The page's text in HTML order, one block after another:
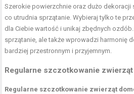
Szerokie powierzchnie oraz dużo dekoracji
co utrudnia sprzątanie. Wybieraj tylko te
dla Ciebie wartość i unikaj zbędnych
sprzątanie, ale także wprowadzi harmonię
bardziej przestronnym i przyjemnym.
Regularne szczotkowanie
Regularne szczotkowanie zwierząt